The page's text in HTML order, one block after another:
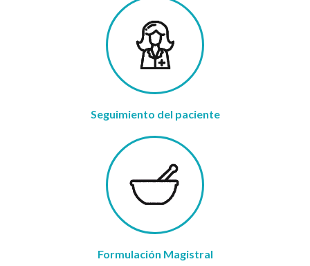
Seguimiento del paciente
Formulación Magistral